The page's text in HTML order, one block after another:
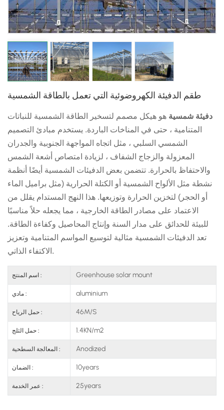
日本語
طقم الدفيئة الكهروضوئية التي تعمل بالطاقة الشمسية
دفيئة شمسية هو هيكل مصمم لتسخير الطاقة الشمسية للنباتات
المتنامية ، حتى في المناخات الباردة. يستخدم مبادئ التصميم
الشمسي السلبي ، مثل اتجاه المواجهة الجنوبية والجدران
المعزولة والزجاج الشفاف ، لزيادة امتصاص أشعة الشمس
والاحتفاظ بالحرارة. تتضمن بعض الدفيئات الشمسية أيضًا أنظمة
نشطة مثل الألواح الشمسية أو الكتلة الحرارية (مثل براميل الماء
أو الحجر) لتخزين الحرارة وتوزيعها. هذا النهج المستدام يقلل من
الاعتماد على مصادر الطاقة الخارجية ، مما يجعله حلاً مناسبًا
للبيئة للحدائق على مدار السنة وإنتاج المحاصيل وكفاءة الطاقة.
تعد الدفيئات الشمسية مثالية لتوسيع المواسم المتنامية وتعزيز
الاكتفاء الذاتي.
اسم المنتج : Greenhouse solar mount
مادي : aluminium
حمل الرياح : 46M/S
حمل الثلج : 1.4KN/m2
المعالجة السطحية : Anodized
الضمان : 10years
عمر الخدمة : 25years